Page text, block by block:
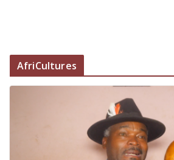
AfriCultures